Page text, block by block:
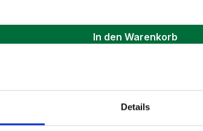
Details
In den Warenkorb